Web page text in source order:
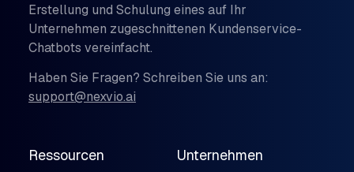
Erstellung und Schulung eines auf Ihr
Unternehmen zugeschnittenen Kundenservice-
Chatbots vereinfacht.
Haben Sie Fragen? Schreiben Sie uns an:
support@nexvio.ai
Ressourcen Unternehmen